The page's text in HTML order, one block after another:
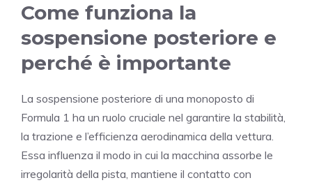
Come funziona la
sospensione posteriore e
perché è importante
La sospensione posteriore di una monoposto di
Formula 1 ha un ruolo cruciale nel garantire la stabilità,
la trazione e l’efficienza aerodinamica della vettura.
Essa influenza il modo in cui la macchina assorbe le
irregolarità della pista, mantiene il contatto con